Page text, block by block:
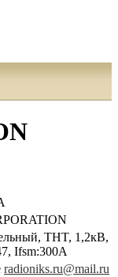
THT, 1,2кВ,
Ifsm:300А
radioniks.ru@mail.ru